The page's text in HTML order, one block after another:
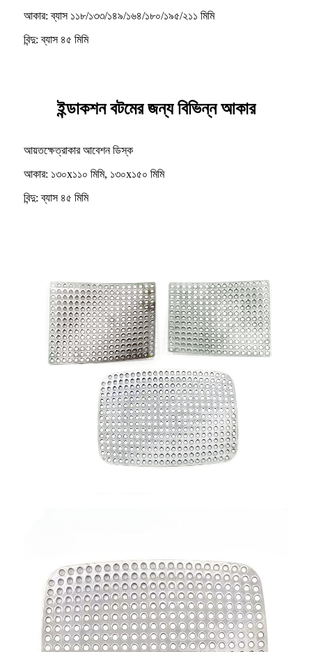
আকার: ব্যাস ১১৮/১৩৩/১৪৯/১৬৪/১৮০/১৯৫/২১১ মিমি
বিন্দু: ব্যাস ৪৫ মিমি
ইন্ডাকশন বটমের জন্য বিভিন্ন আকার
আয়তক্ষেত্রাকার আবেশন ডিস্ক
আকার: ১৩০x১১০ মিমি, ১৩০x১৫০ মিমি
বিন্দু: ব্যাস ৪৫ মিমি